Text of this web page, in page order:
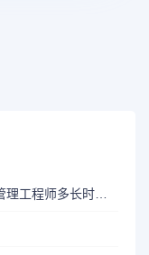
2023下半年软考中级系统集成项目管理工程师多长时间出成绩